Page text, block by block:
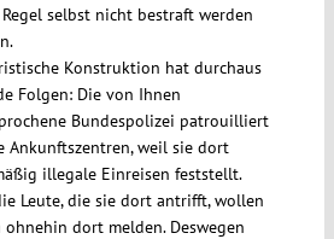
selbst nicht bestraft werden
Konstruktion hat durchaus
Folgen: Die von Ihnen
Bundespolizei patrouilliert
Ankunftszentren, weil sie dort
illegale Einreisen feststellt.
Leute, die sie dort antrifft, wollen
ohnehin dort melden. Deswegen